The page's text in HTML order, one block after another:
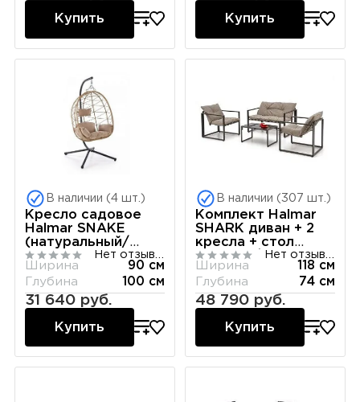
Купить Купить
В наличии (4 шт.)
Кресло садовое
Halmar SNAKE
(натуральный/
бежевый)
Ширина
90 см
Глубина
100 см
31 640 руб.
Купить
В наличии (307 шт.)
Комплект Halmar
SHARK диван + 2
кресла + стол
(черный/капучино)
Ширина
118 см
Глубина
74 см
48 790 руб.
Купить